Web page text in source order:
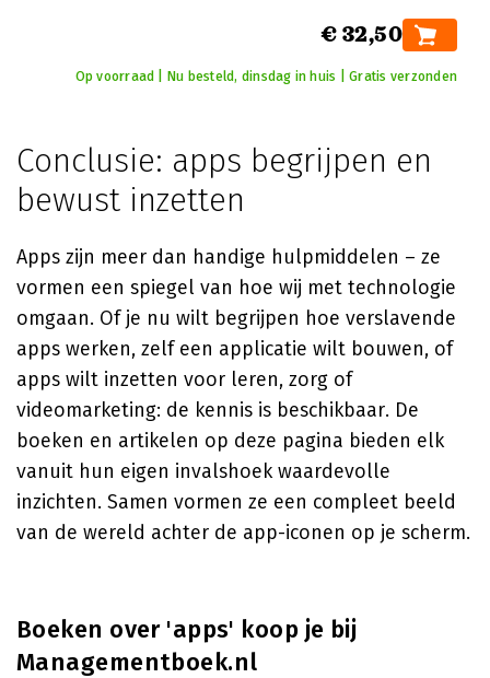
€ 32,50
Op voorraad | Nu besteld, dinsdag in huis | Gratis verzonden
Conclusie: apps begrijpen en
bewust inzetten
Apps zijn meer dan handige hulpmiddelen – ze
vormen een spiegel van hoe wij met technologie
omgaan. Of je nu wilt begrijpen hoe verslavende
apps werken, zelf een applicatie wilt bouwen, of
apps wilt inzetten voor leren, zorg of
videomarketing: de kennis is beschikbaar. De
boeken en artikelen op deze pagina bieden elk
vanuit hun eigen invalshoek waardevolle
inzichten. Samen vormen ze een compleet beeld
van de wereld achter de app-iconen op je scherm.
Boeken over 'apps' koop je bij
Managementboek.nl